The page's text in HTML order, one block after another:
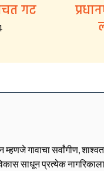
गट
म्हणजे गावाचा सर्वांगीण,
साधून प्रत्येक